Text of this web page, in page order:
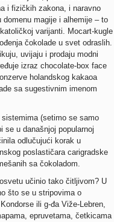
i fizičkih zakona, i naravno
magije i alhemije – to
varijanti. Mocart-kugle
čokolade u svet odraslih.
uvijaju i prodaju modni
izraz chocolate-box face
holandskog kakaoa
sa sugestivnim imenom
(setimo se samo
se u današnjoj popularnoj
odlučujući korak u
poslastičara carigradske
sa čokoladom.
učinio tako čitljivom? U
što se u stripovima o
ili g-đa Viže-Lebren,
epruvetama, četkicama